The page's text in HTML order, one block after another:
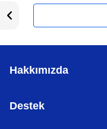
Hakkımızda
Destek